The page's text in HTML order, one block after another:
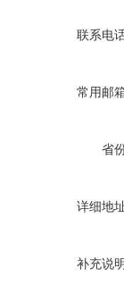
联系电
常用邮
省
详细地
补充说